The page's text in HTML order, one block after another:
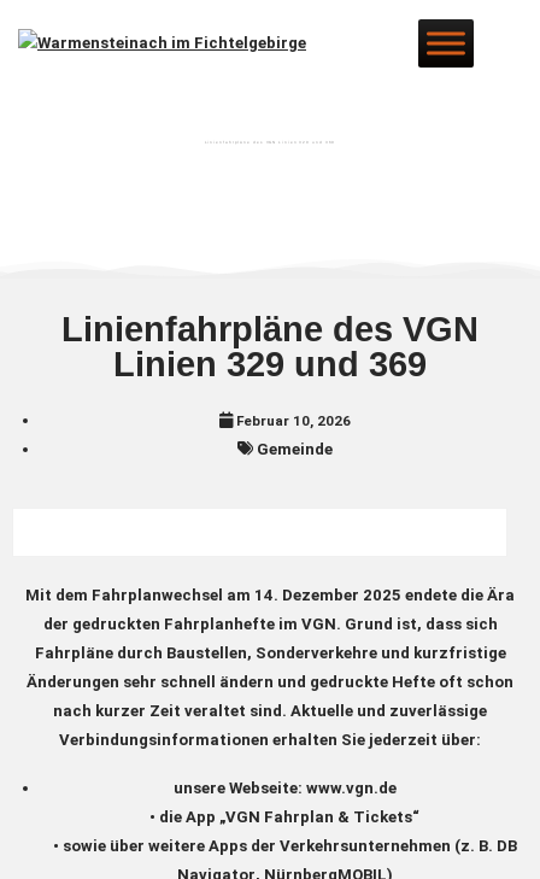
Linienfahrpläne des VGN Linien 329 und 369
Linienfahrpläne des VGN
Linien 329 und 369
Februar 10, 2026
Gemeinde
Mit dem Fahrplanwechsel am 14. Dezember 2025 endete die Ära
der gedruckten Fahrplanhefte im VGN. Grund ist, dass sich
Fahrpläne durch Baustellen, Sonderverkehre und kurzfristige
Änderungen sehr schnell ändern und gedruckte Hefte oft schon
nach kurzer Zeit veraltet sind. Aktuelle und zuverlässige
Verbindungsinformationen erhalten Sie jederzeit über:
unsere Webseite: www.vgn.de
• die App „VGN Fahrplan & Tickets“
• sowie über weitere Apps der Verkehrsunternehmen (z. B. DB
Navigator, NürnbergMOBIL)